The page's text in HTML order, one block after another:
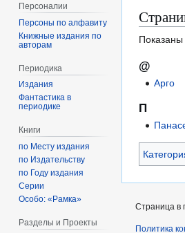
навигации
поиску
Показаны
@
Арго
П
Персоналии
Персоны по алфавиту
Книжные издания по
авторам
Периодика
Издания
Фантастика в
периодике
Книги
по Месту издания
по Издательству
по Году издания
Серии
Особо: «Рамка»
Разделы и Проекты
Страница в
Политика